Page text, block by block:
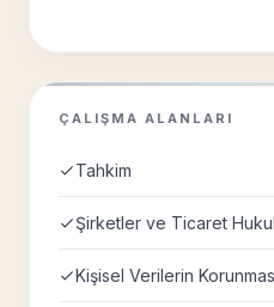
ÇALIŞMA ALANLARI
Tahkim
Şirketler ve Ticaret
Kişisel Verilerin